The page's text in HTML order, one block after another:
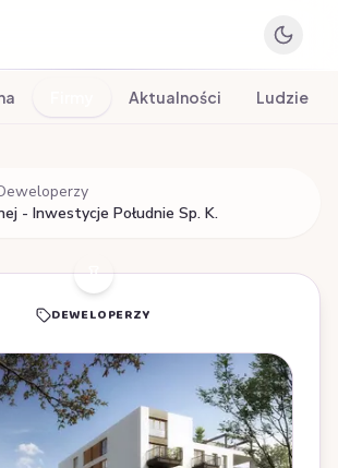
Aktualności Ludzie
- Inwestycje Południe Sp. K.
DEWELOPERZY